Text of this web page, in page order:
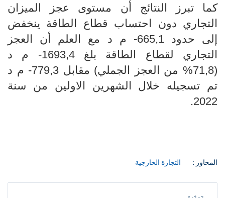
كما تبرز النتائج أن مستوى عجز الميزان
التجاري دون احتساب قطاع الطاقة ينخفض
إلى حدود 665,1- م د مع العلم أن العجز
التجاري لقطاع الطاقة بلغ 1693,4- م د
(71,8
% من العجز الجملي) مقابل 779,3- م د
تم تسجيله خلال الشهرين الاولين
من سنة
2022.
المحاور : التجارة الخارجية